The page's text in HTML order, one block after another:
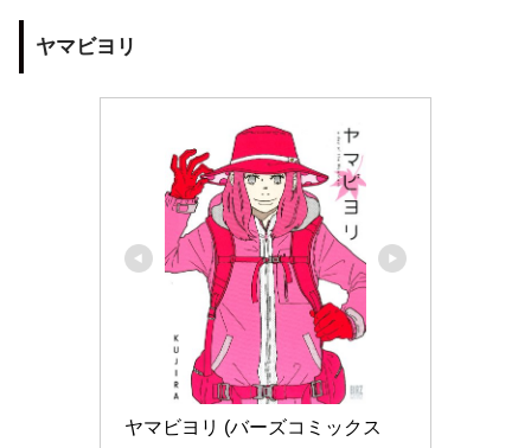
ヤマビヨリ
ヤマビヨリ (バーズコミックス